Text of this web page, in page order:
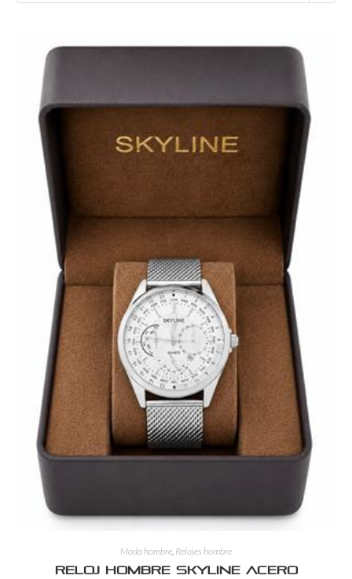
Moda hombre, Relojes hombre
Reloj Hombre Skyline Acero